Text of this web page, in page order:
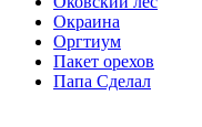
Окраина
Оргтиум
Пакет орехов
Папа Сделал